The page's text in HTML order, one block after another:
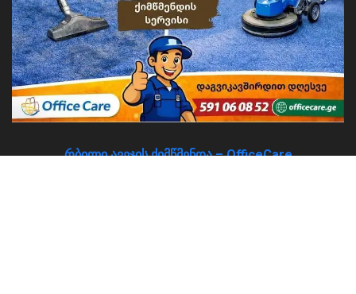
რბილი ავეჯის ქიმწმენდა – OfficeCare